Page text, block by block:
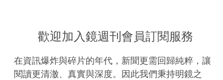
歡迎加入鏡週刊會員訂閱服務
在資訊爆炸與碎片的年代，新聞更需回歸純粹，讓
閱讀更清澈、真實與深度。因此我們秉持明鏡之